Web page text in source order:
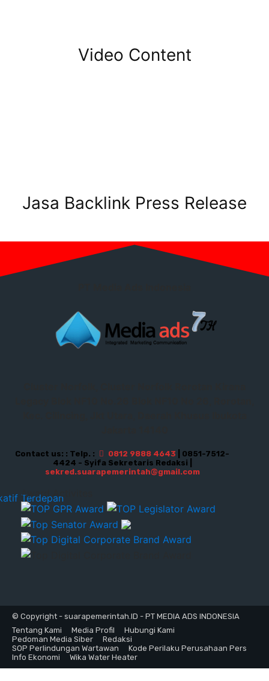
Video Content
Jasa Backlink Press Release
Contact us: : Telp. : 0812 9888 4643 | 0851-7512-
4424 - Syifa Sekretaris Redaksi |
sekred.suarapemerintah@gmail.com
Award Activites
© Copyright - suarapemerintah.ID - PT MEDIA ADS INDONESIA
Tentang Kami
Media Profil
Hubungi Kami
Pedoman Media Siber
Redaksi
SOP Perlindungan Wartawan
Kode Perilaku Perusahaan Pers
Info Ekonomi
Wika Water Heater